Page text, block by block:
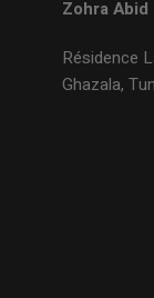
Zohra
Résidence
Ghazala,